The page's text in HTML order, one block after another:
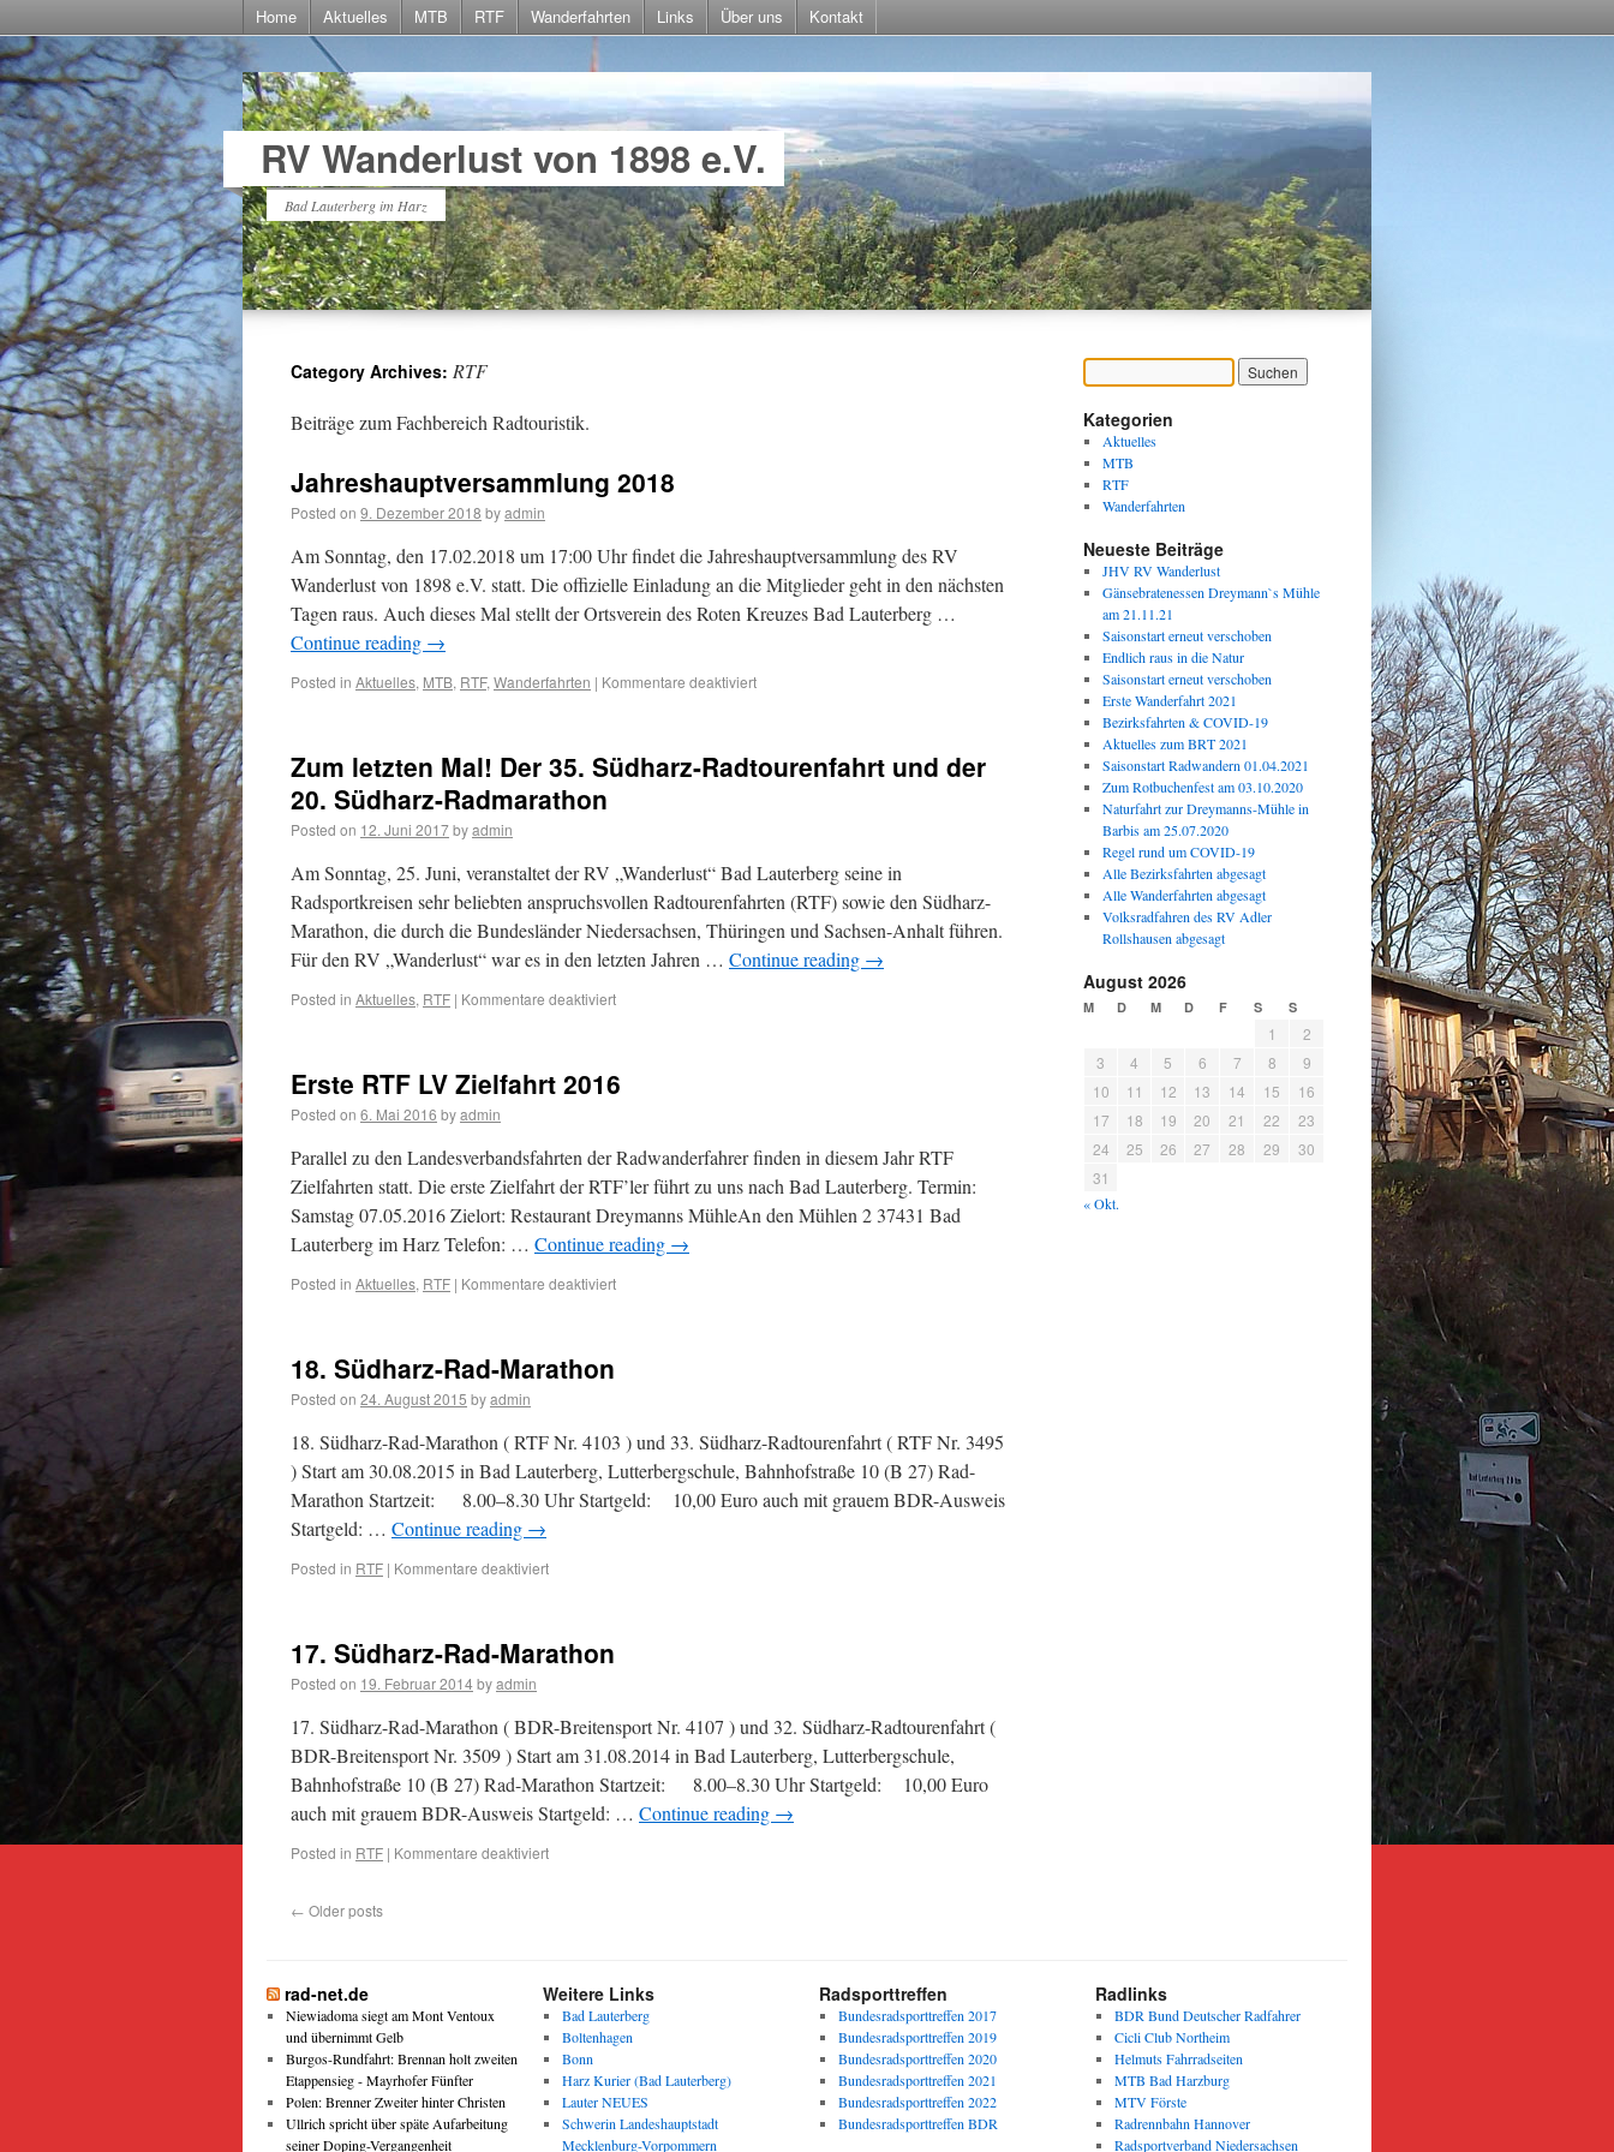
Home Aktuelles MTB RTF Wanderfahrten Links Über uns Kontakt
RV Wanderlust von 1898 e.V.
Bad Lauterberg im Harz
Category Archives: RTF
Beiträge zum Fachbereich Radtouristik.
Jahreshauptversammlung 2018
Posted on 9. Dezember 2018 byadmin
Am Sonntag, den 17.02.2018 um 17:00 Uhr findet die Jahreshauptversammlung des RV
Wanderlust von 1898 e.V. statt. Die offizielle Einladung an die Mitglieder geht in den nächsten
Tagen raus. Auch dieses Mal stellt der Ortsverein des Roten Kreuzes Bad Lauterberg …
Continue reading →
Posted in Aktuelles, MTB, RTF, Wanderfahrten | Kommentare deaktiviert
Zum letzten Mal! Der 35. Südharz-Radtourenfahrt und der
20. Südharz-Radmarathon
Posted on 12. Juni 2017byadmin
Am Sonntag, 25. Juni, veranstaltet der RV „Wanderlust“ Bad Lauterberg seine in
Radsportkreisen sehr beliebten anspruchsvollen Radtourenfahrten (RTF) sowie den Südharz-
Marathon, die durch die Bundesländer Niedersachsen, Thüringen und Sachsen-Anhalt führen.
Für den RV „Wanderlust“ war es in den letzten Jahren … Continue reading →
Posted in Aktuelles, RTF | Kommentare deaktiviert
Erste RTF LV Zielfahrt 2016
Posted on 6. Mai 2016 byadmin
Parallel zu den Landesverbandsfahrten der Radwanderfahrer finden in diesem Jahr RTF
Zielfahrten statt. Die erste Zielfahrt der RTF’ler führt zu uns nach Bad Lauterberg. Termin:
Samstag 07.05.2016 Zielort: Restaurant Dreymanns MühleAn den Mühlen 2 37431 Bad
Lauterberg im Harz Telefon: … Continue reading →
Posted in Aktuelles, RTF | Kommentare deaktiviert
18. Südharz-Rad-Marathon
Posted on 24. August 2015 byadmin
18. Südharz-Rad-Marathon ( RTF Nr. 4103 ) und 33. Südharz-Radtourenfahrt ( RTF Nr. 3495
) Start am 30.08.2015 in Bad Lauterberg, Lutterbergschule, Bahnhofstraße 10 (B 27) Rad-
Marathon Startzeit: 8.00–8.30 Uhr Startgeld: 10,00 Euro auch mit grauem BDR-Ausweis
Startgeld: … Continue reading →
Posted in RTF | Kommentare deaktiviert
17. Südharz-Rad-Marathon
Posted on 19. Februar 2014byadmin
17. Südharz-Rad-Marathon ( BDR-Breitensport Nr. 4107 ) und 32. Südharz-Radtourenfahrt (
BDR-Breitensport Nr. 3509 ) Start am 31.08.2014 in Bad Lauterberg, Lutterbergschule,
Bahnhofstraße 10 (B 27) Rad-Marathon Startzeit: 8.00–8.30 Uhr Startgeld: 10,00 Euro
auch mit grauem BDR-Ausweis Startgeld: … Continue reading →
Posted in RTF | Kommentare deaktiviert
← Older posts
Kategorien
Aktuelles
MTB
RTF
Wanderfahrten
Neueste Beiträge
JHV RV Wanderlust
Gänsebratenessen Dreymann`s Mühle
am 21.11.21
Saisonstart erneut verschoben
Endlich raus in die Natur
Saisonstart erneut verschoben
Erste Wanderfahrt 2021
Bezirksfahrten & COVID-19
Aktuelles zum BRT 2021
Saisonstart Radwandern 01.04.2021
Zum Rotbuchenfest am 03.10.2020
Naturfahrt zur Dreymanns-Mühle in
Barbis am 25.07.2020
Regel rund um COVID-19
Alle Bezirksfahrten abgesagt
Alle Wanderfahrten abgesagt
Volksradfahren des RV Adler
Rollshausen abgesagt
August 2026
M D M D F S S
1
2
3
4 5 6 7 8
9
10
11 12 13 14 15
16
17
18 19 20 21 22
23
24
25 26 27 28 29
30
31
« Okt.
rad-net.de
Niewiadoma siegt am Mont Ventoux
und übernimmt Gelb
Burgos-Rundfahrt: Brennan holt zweiten
Etappensieg - Mayrhofer Fünfter
Polen: Brenner Zweiter hinter Christen
Ullrich spricht über späte Aufarbeitung
seiner Doping-Vergangenheit
Weitere Links
Bad Lauterberg
Boltenhagen
Bonn
Harz Kurier (Bad Lauterberg)
Lauter NEUES
Schwerin Landeshauptstadt
Mecklenburg-Vorpommern
Radsporttreffen
Bundesradsporttreffen 2017
Bundesradsporttreffen 2019
Bundesradsporttreffen 2020
Bundesradsporttreffen 2021
Bundesradsporttreffen 2022
Bundesradsporttreffen BDR
Radlinks
BDR Bund Deutscher Radfahrer
Cicli Club Northeim
Helmuts Fahrradseiten
MTB Bad Harzburg
MTV Förste
Radrennbahn Hannover
Radsportverband Niedersachsen